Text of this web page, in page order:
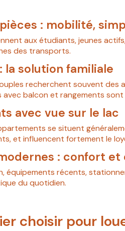
: mobilité,
aux étudiants, jeunes
des transports.
la solution familiale
recherchent souvent
avec balcon et rangements
avec vue sur le lac
se situent
et influencent fortement le
: confort
équipements récents,
du quotidien.
choisir pour